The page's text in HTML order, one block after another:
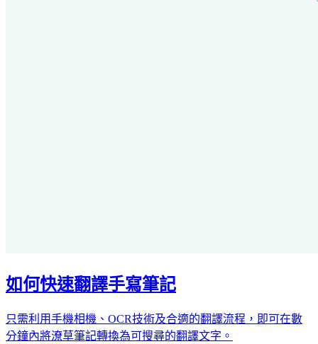
如何快速翻譯手寫筆記
只需利用手機相機、OCR技術及合適的翻譯流程，即可在數
分鐘內將潦草筆記轉換為可搜尋的翻譯文字。